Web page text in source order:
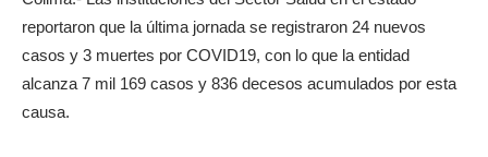
reportaron que la última jornada se registraron 24 nuevos
casos y 3 muertes por COVID19, con lo que la entidad
alcanza 7 mil 169 casos y 836 decesos acumulados por esta
causa.